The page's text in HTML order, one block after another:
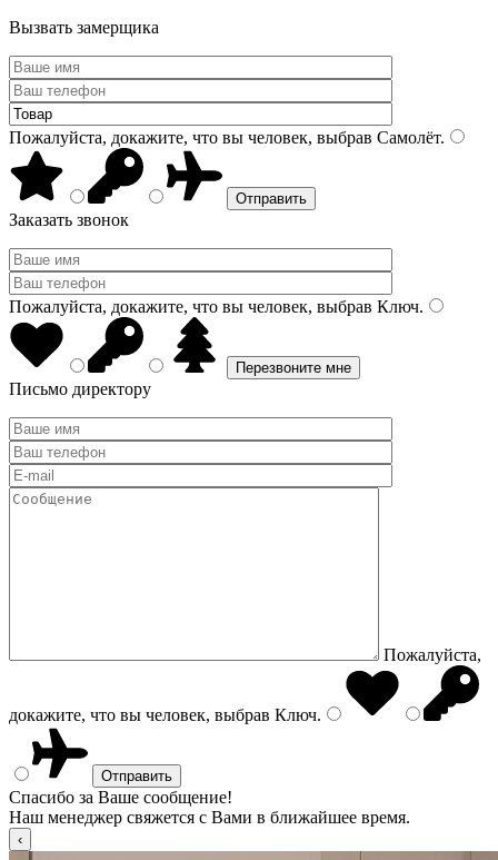
Вызвать замерщика
Пожалуйста, докажите, что вы человек, выбрав Самолёт.
Заказать звонок
Пожалуйста, докажите, что вы человек, выбрав Ключ.
Письмо директору
Пожалуйста,
докажите, что вы человек, выбрав Ключ.
Спасибо за Ваше сообщение!
Наш менеджер свяжется с Вами в ближайшее время.